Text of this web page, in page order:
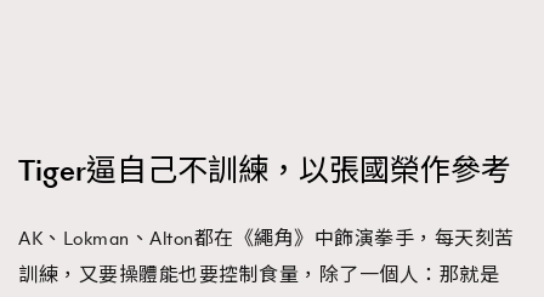
Tiger逼自己不訓練，以張國榮作參考
AK、Lokman、Alton都在《繩角》中飾演拳手，每天刻苦
訓練，又要操體能也要控制食量，除了一個人：那就是